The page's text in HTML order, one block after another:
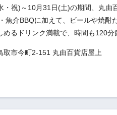
・祝)～10月31日(土)の期間、丸由
魚介BBQに加えて、ビールや焼酎
めるドリンク満載で、時間も120
取市今町2-151 丸由百貨店屋上